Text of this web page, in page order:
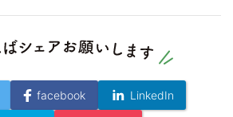
facebook LinkedIn